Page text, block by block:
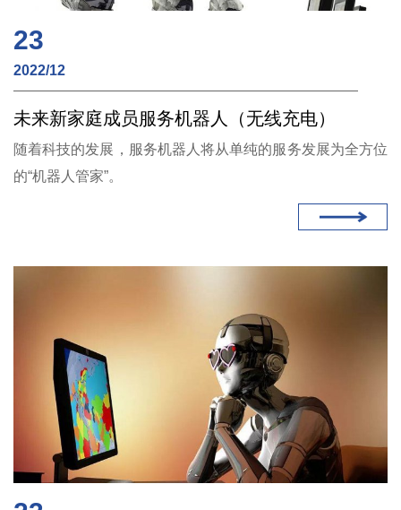
23
2022/12
未来新家庭成员服务机器人（无线充电）
随着科技的发展，服务机器人将从单纯的服务发展为全方位
的“机器人管家”。